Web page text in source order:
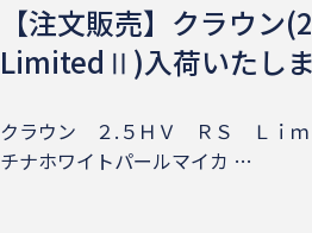
【注文販売】クラウン
LimitedⅡ)入荷いたしま
クラウン ２.５ＨＶ ＲＳ Ｌｉｍ
チナホワイトパールマイカ …